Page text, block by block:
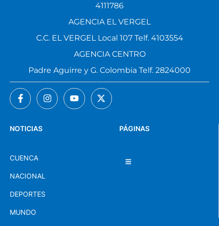
PÁGINAS
NOTICIAS
CUENCA
NACIONAL
DEPORTES
MUNDO
4111786
AGENCIA EL VERGEL
C.C. EL VERGEL Local 107 Telf. 4103554
AGENCIA CENTRO
Padre Aguirre y G. Colombia Telf. 2824000